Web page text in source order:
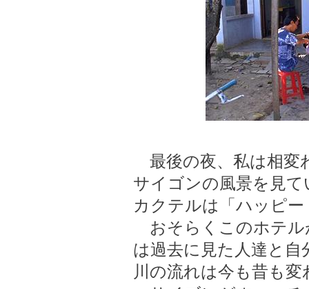
最後の夜、私は相変
サイゴンの風景を見て
カクテルは「ハッピ
おそらくこのホテル
は過去に見た人達と
川の流れは今も昔も